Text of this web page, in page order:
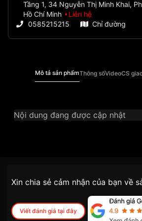
Tầng 1, 34 Nguyễn Thị Minh Khai,
Hồ Chí Minh
Liên hệ
0585215215
Chỉ đường
Mô tả sản phẩmThông sốVideoCS
Nội dung đang được cập nhật
Đối tượng sử dụng Nam
Dòng máy Cơ / Automatic
nhanh chóng – minh bạch
Xin chia sẻ cảm nhận của bạn về
Viết đánh giá tại đây